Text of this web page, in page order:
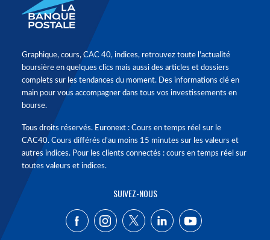
Graphique, cours, CAC 40, indices, retrouvez toute l'actualité
boursière en quelques clics mais aussi des articles et dossiers
complets sur les tendances du moment. Des informations clé en
main pour vous accompagner dans tous vos investissements en
bourse.
Tous droits réservés. Euronext : Cours en temps réel sur le
CAC40. Cours différés d'au moins 15 minutes sur les valeurs et
autres indices. Pour les clients connectés : cours en temps réel sur
toutes valeurs et indices.
SUIVEZ-NOUS